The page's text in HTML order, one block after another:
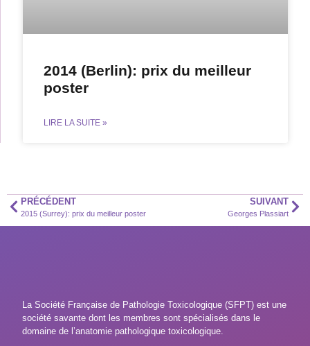
2014 (Berlin): prix du meilleur
poster
LIRE LA SUITE »
PRÉCÉDENT
2015 (Surrey): prix du meilleur poster
SUIVANT
Georges Plassiart
La Société Française de Pathologie Toxicologique (SFPT) est une
société savante dont les membres sont spécialisés dans le
domaine de l’anatomie pathologique toxicologique.